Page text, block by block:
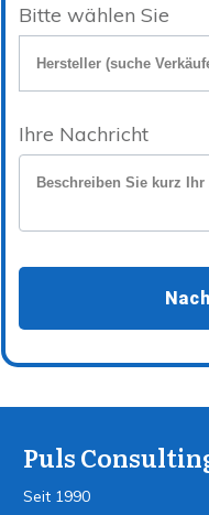
Bitte wählen Sie
Hersteller (suche
Ihre Nachricht
Puls
Seit 1990